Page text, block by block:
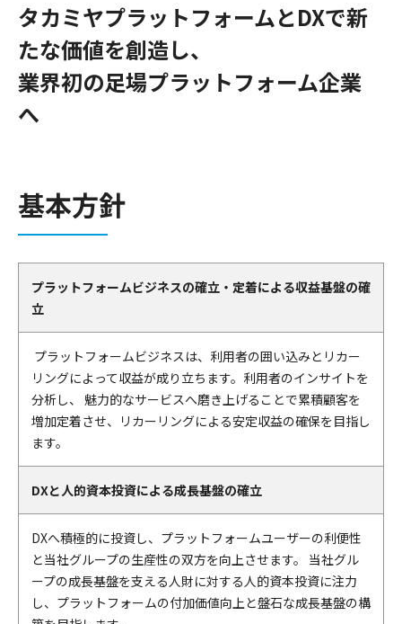
タカミヤプラットフォームとDXで新
たな価値を創造し、
業界初の足場プラットフォーム企業
へ
基本方針
プラットフォームビジネスの確立・定着による収益基盤の確
立
プラットフォームビジネスは、利用者の囲い込みとリカー
リングによって収益が成り立ちます。利用者のインサイトを
分析し、 魅力的なサービスへ磨き上げることで累積顧客を
増加定着させ、リカーリングによる安定収益の確保を目指し
ます。
DXと人的資本投資による成長基盤の確立
DXへ積極的に投資し、プラットフォームユーザーの利便性
と当社グループの生産性の双方を向上させます。 当社グル
ープの成長基盤を支える人財に対する人的資本投資に注力
し、プラットフォームの付加価値向上と盤石な成長基盤の構